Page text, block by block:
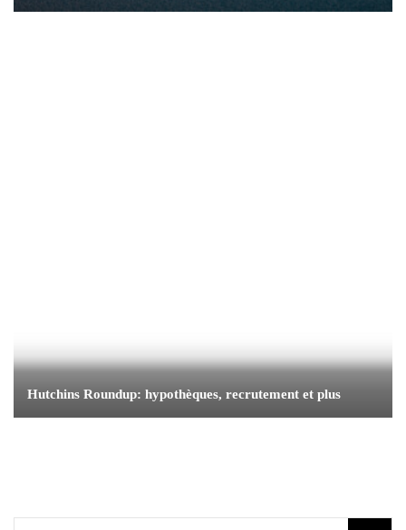
Hutchins Roundup: hypothèques, recrutement et plus